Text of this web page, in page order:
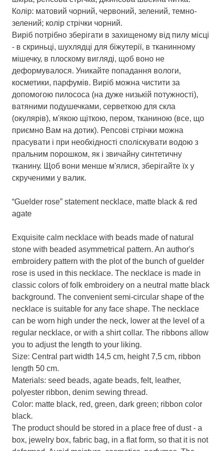
Колір: матовий чорний, червоний, зелений, темно-
зелений; колір стрічки чорний.
Виріб потрібно зберігати в захищеному від пилу місці
- в скриньці, шухлядці для біжутерії, в тканинному
мішечку, в плоскому вигляді, щоб воно не
деформувалося. Уникайте попадання вологи,
косметики, парфумів. Виріб можна чистити за
допомогою пилососа (на дуже низькій потужності),
ватяними подушечками, серветкою для скла
(окулярів), м'якою щіткою, пером, тканиною (все, що
приємно Вам на дотик). Репсові стрічки можна
прасувати і при необхідності споліскувати водою з
пральним порошком, як і звичайну синтетичну
тканину. Щоб вони менше м'ялися, зберігайте їх у
скрученими у валик.
“Guelder rose” statement necklace, matte black & red
agate
Exquisite calm necklace with beads made of natural
stone with beaded asymmetrical pattern. An author's
embroidery pattern with the plot of the bunch of guelder
rose is used in this necklace. The necklace is made in
classic colors of folk embroidery on a neutral matte black
background. The convenient semi-circular shape of the
necklace is suitable for any face shape. The necklace
can be worn high under the neck, lower at the level of a
regular necklace, or with a shirt collar. The ribbons allow
you to adjust the length to your liking.
Size: Central part width 14,5 cm, height 7,5 cm, ribbon
length 50 cm.
Materials: seed beads, agate beads, felt, leather,
polyester ribbon, denim sewing thread.
Color: matte black, red, green, dark green; ribbon color
black.
The product should be stored in a place free of dust - a
box, jewelry box, fabric bag, in a flat form, so that it is not